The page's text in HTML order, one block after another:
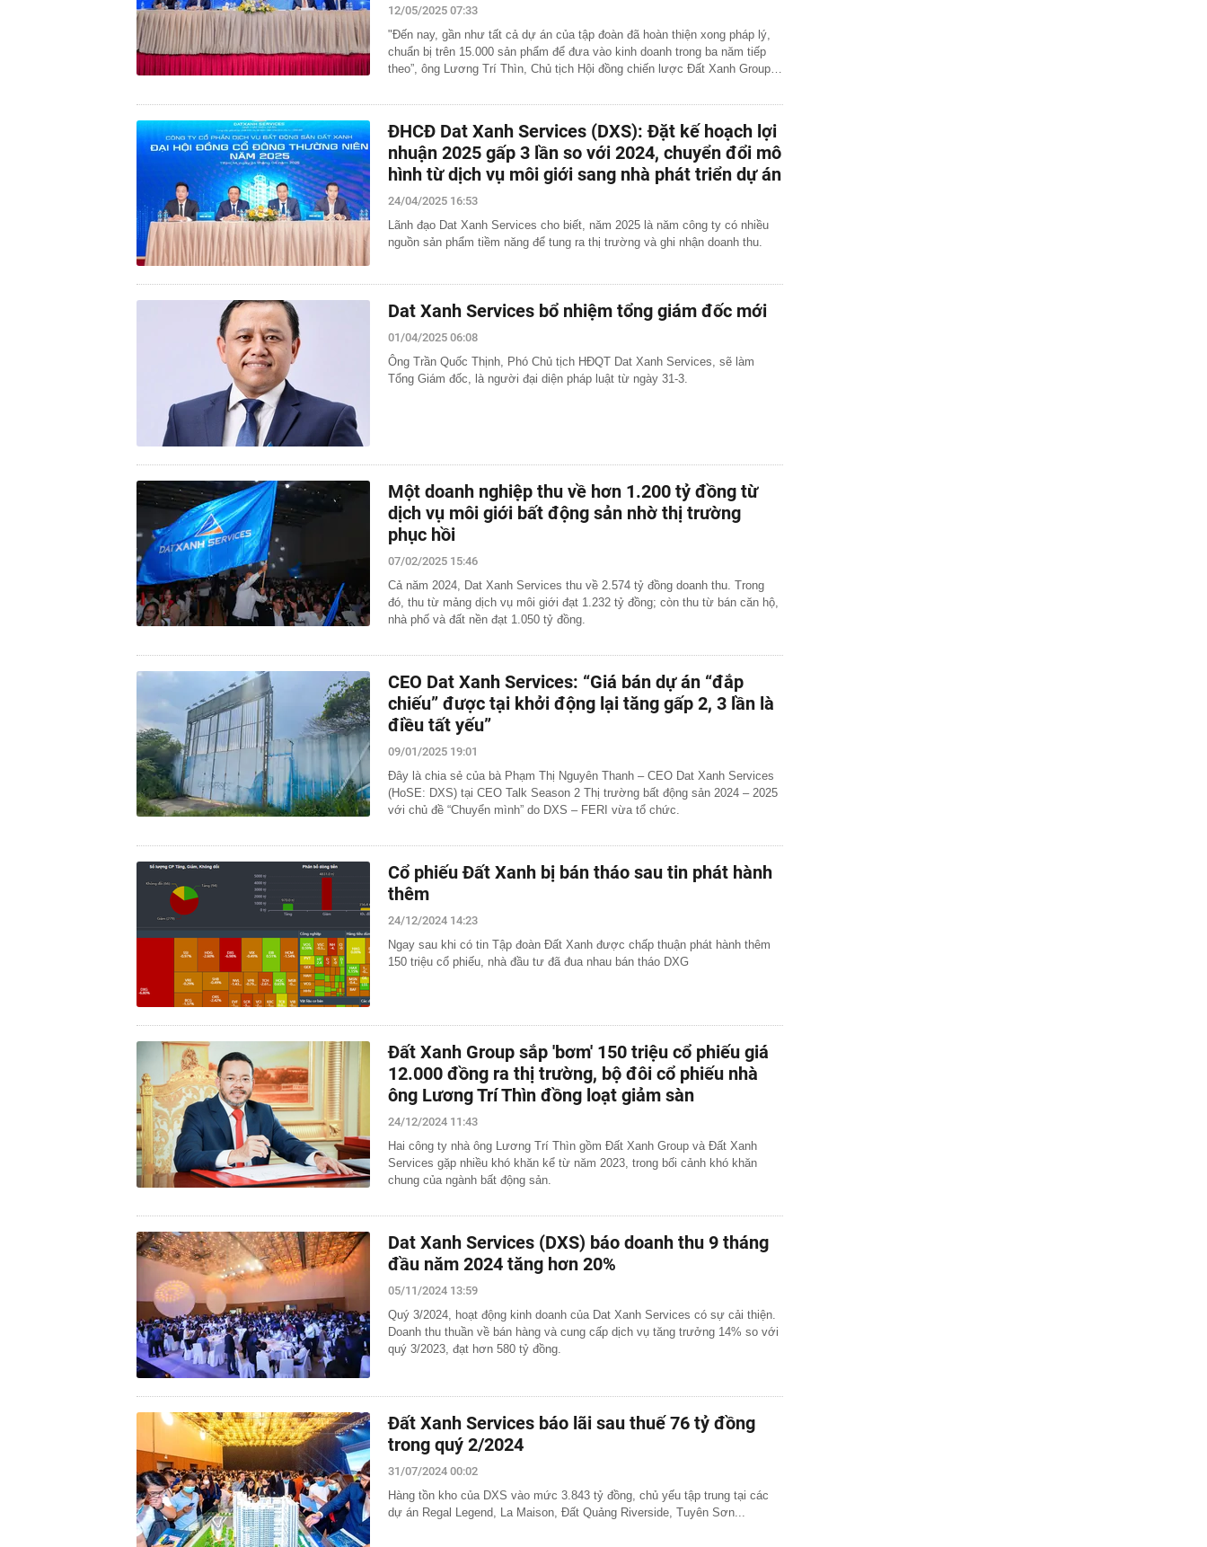
12/05/2025 07:33
"Đến nay, gần như tất cả dự án của tập đoàn đã hoàn thiện xong pháp lý,
chuẩn bị trên 15.000 sản phẩm để đưa vào kinh doanh trong ba năm tiếp
theo”, ông Lương Trí Thìn, Chủ tịch Hội đồng chiến lược Đất Xanh Group…
ĐHCĐ Dat Xanh Services (DXS): Đặt kế hoạch lợi
nhuận 2025 gấp 3 lần so với 2024, chuyển đổi mô
hình từ dịch vụ môi giới sang nhà phát triển dự án
24/04/2025 16:53
Lãnh đạo Dat Xanh Services cho biết, năm 2025 là năm công ty có nhiều
nguồn sản phẩm tiềm năng để tung ra thị trường và ghi nhận doanh thu.
Dat Xanh Services bổ nhiệm tổng giám đốc mới
01/04/2025 06:08
Ông Trần Quốc Thịnh, Phó Chủ tịch HĐQT Dat Xanh Services, sẽ làm
Tổng Giám đốc, là người đại diện pháp luật từ ngày 31-3.
Một doanh nghiệp thu về hơn 1.200 tỷ đồng từ
dịch vụ môi giới bất động sản nhờ thị trường
phục hồi
07/02/2025 15:46
Cả năm 2024, Dat Xanh Services thu về 2.574 tỷ đồng doanh thu. Trong
đó, thu từ mảng dịch vụ môi giới đạt 1.232 tỷ đồng; còn thu từ bán căn hộ,
nhà phố và đất nền đạt 1.050 tỷ đồng.
CEO Dat Xanh Services: “Giá bán dự án “đắp
chiếu” được tại khởi động lại tăng gấp 2, 3 lần là
điều tất yếu”
09/01/2025 19:01
Đây là chia sẻ của bà Phạm Thị Nguyên Thanh – CEO Dat Xanh Services
(HoSE: DXS) tại CEO Talk Season 2 Thị trường bất động sản 2024 – 2025
với chủ đề “Chuyển mình” do DXS – FERI vừa tổ chức.
Cổ phiếu Đất Xanh bị bán tháo sau tin phát hành
thêm
24/12/2024 14:23
Ngay sau khi có tin Tập đoàn Đất Xanh được chấp thuận phát hành thêm
150 triệu cổ phiếu, nhà đầu tư đã đua nhau bán tháo DXG
Đất Xanh Group sắp 'bơm' 150 triệu cổ phiếu giá
12.000 đồng ra thị trường, bộ đôi cổ phiếu nhà
ông Lương Trí Thìn đồng loạt giảm sàn
24/12/2024 11:43
Hai công ty nhà ông Lương Trí Thìn gồm Đất Xanh Group và Đất Xanh
Services gặp nhiều khó khăn kể từ năm 2023, trong bối cảnh khó khăn
chung của ngành bất động sản.
Dat Xanh Services (DXS) báo doanh thu 9 tháng
đầu năm 2024 tăng hơn 20%
05/11/2024 13:59
Quý 3/2024, hoạt động kinh doanh của Dat Xanh Services có sự cải thiện.
Doanh thu thuần về bán hàng và cung cấp dịch vụ tăng trưởng 14% so với
quý 3/2023, đạt hơn 580 tỷ đồng.
Đất Xanh Services báo lãi sau thuế 76 tỷ đồng
trong quý 2/2024
31/07/2024 00:02
Hàng tồn kho của DXS vào mức 3.843 tỷ đồng, chủ yếu tập trung tại các
dự án Regal Legend, La Maison, Đất Quảng Riverside, Tuyên Sơn...